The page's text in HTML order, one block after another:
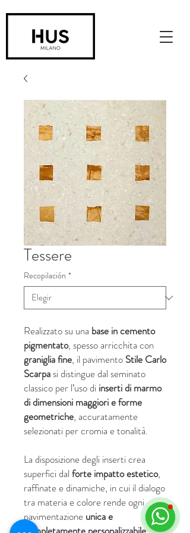
Tessere
Recopilación *
Realizzato su una base in cemento
pigmentato, spesso arricchita con
graniglia fine, il pavimento Stile Carlo
Scarpa si distingue dal seminato
classico per l’uso di inserti di marmo
di dimensioni maggiori e forme
geometriche, accuratamente
selezionati per cromia e tonalità.
La disposizione degli inserti crea
superfici dal forte impatto estetico,
raffinate e dinamiche, in cui il dialogo
tra materia e colore rende ogni
pavimentazione unica e